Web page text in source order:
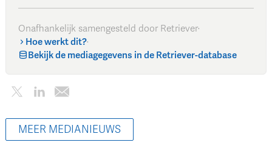
Onafhankelijk samengesteld door Retriever·
Hoe werkt dit?·
Bekijk de mediagegevens in de Retriever-database
MEER MEDIANIEUWS